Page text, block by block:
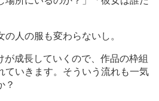
人の服も変わらないし。
成長していくので、作品の枠組
ていきます。そういう流れも一気
？